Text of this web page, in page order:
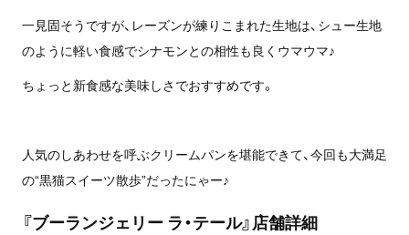
一見固そうですが、レーズンが練りこまれた生地は、シュー生地
のように軽い食感でシナモンとの相性も良くウマウマ♪
ちょっと新食感な美味しさでおすすめです。
人気のしあわせを呼ぶクリームパンを堪能できて、今回も大満足
の“黒猫スイーツ散歩”だったにゃー♪
『ブーランジェリー ラ・テール』店舗詳細